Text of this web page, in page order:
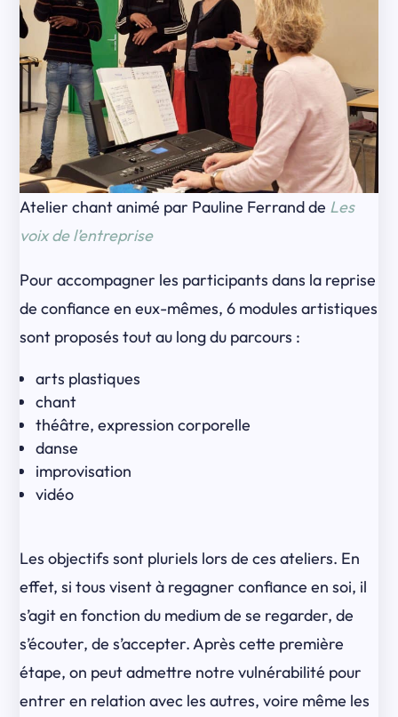
Atelier chant animé par Pauline Ferrand de Les
voix de l’entreprise
Pour accompagner les participants dans la reprise
de confiance en eux-mêmes, 6 modules artistiques
sont proposés tout au long du parcours :
arts plastiques
chant
théâtre, expression corporelle
danse
improvisation
vidéo
Les objectifs sont pluriels lors de ces ateliers. En
effet, si tous visent à regagner confiance en soi, il
s’agit en fonction du medium de se regarder, de
s’écouter, de s’accepter. Après cette première
étape, on peut admettre notre vulnérabilité pour
entrer en relation avec les autres, voire même les